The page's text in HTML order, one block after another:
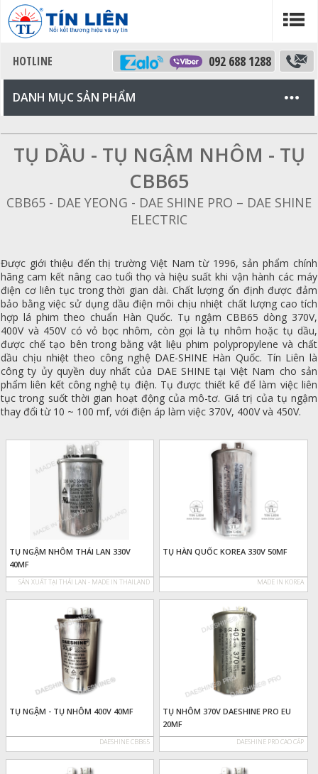
092 688 1288
DANH MỤC SẢN PHẨM
TỤ DẦU - TỤ NGẬM NHÔM - TỤ
CBB65
CBB65 - DAE YEONG - DAE SHINE PRO – DAE SHINE
ELECTRIC
Được giới thiệu đến thị trường Việt Nam từ 1996, sản phẩm chính
hãng cam kết nâng cao tuổi thọ và hiệu suất khi vận hành các máy
điện cơ liên tục trong thời gian dài. Chất lượng ổn định được đảm
bảo bằng việc sử dụng dầu điện môi chịu nhiệt chất lượng cao tích
hợp lá phim theo chuẩn Hàn Quốc. Tụ ngậm CBB65 dòng 370V,
400V và 450V có vỏ bọc nhôm, còn gọi là tụ nhôm hoặc tụ dầu,
được chế tạo bên trong bằng vật liệu phim polypropylene và chất
dầu chịu nhiệt theo công nghệ DAE-SHINE Hàn Quốc. Tín Liên là
công ty ủy quyền duy nhất của DAE SHINE tại Việt Nam cho sản
phẩm liên kết công nghệ tụ điện. Tụ được thiết kế để làm việc liên
tục trong suốt thời gian hoạt động của mô-tơ. Giá trị của tụ ngậm
thay đổi từ 10 ~ 100 mf, với điện áp làm việc 370V, 400V và 450V.
TỤ NGẬM NHÔM THÁI LAN 330V
40MF
SẢN XUẤT TẠI THÁI LAN - MADE IN THAILAND
TỤ HÀN QUỐC KOREA 330V 50MF
MADE IN KOREA
TỤ NGẬM - TỤ NHÔM 400V 40MF
DAESHINE CBB65
TỤ NHÔM 370V DAESHINE PRO EU
20MF
DAESHINE PRO CAO CẤP